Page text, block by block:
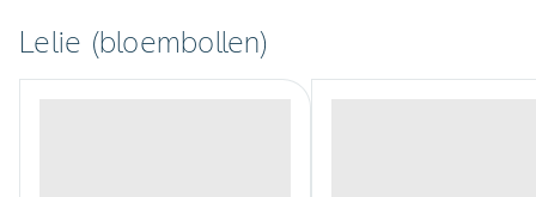
Lelie (bloembollen)